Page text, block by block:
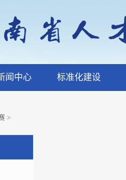
闻中心 标准化建设
>